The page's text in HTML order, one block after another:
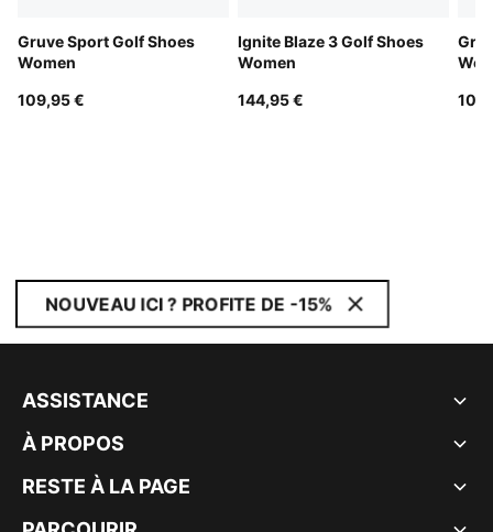
Gruve Sport Golf Shoes
Women
109,95 €
Ignite Blaze 3 Golf Shoes
Women
144,95 €
NOUVEAU ICI ? PROFITE DE -15%
ASSISTANCE
À PROPOS
RESTE À LA PAGE